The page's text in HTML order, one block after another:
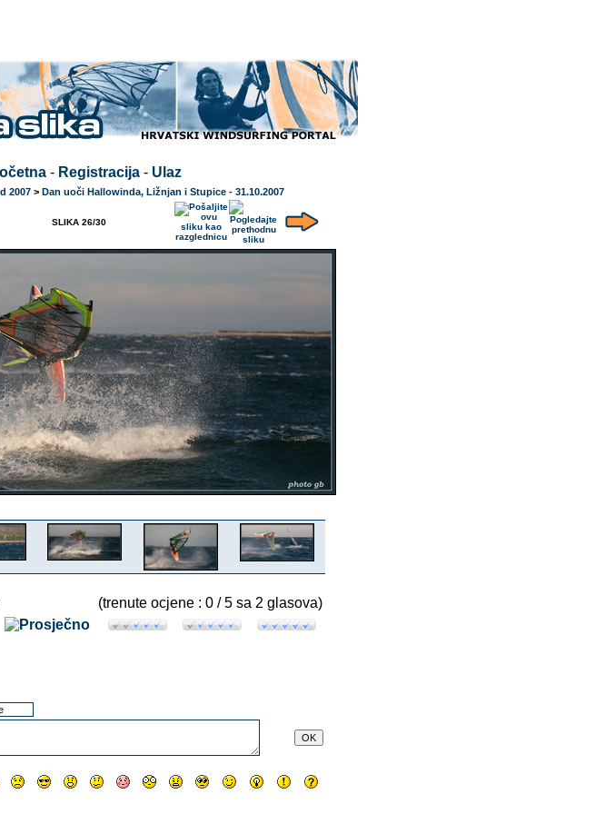
- Registracija- Ulaz
2007 > Dan uoči Hallowinda, Ližnjan i Stupice - 31.10.2007
SLIKA 26/30
(trenute ocjene : 0 / 5 sa 2 glasova)